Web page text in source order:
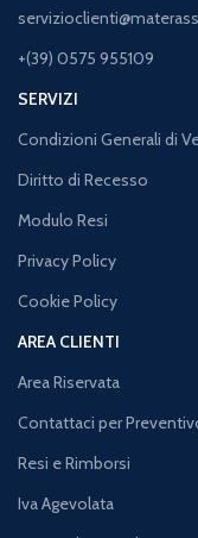
+(39) 0575 955109
SERVIZI
Condizioni Generali di
Diritto di Recesso
Modulo Resi
Privacy Policy
Cookie Policy
AREA CLIENTI
Area Riservata
Contattaci per
Resi e Rimborsi
Iva Agevolata